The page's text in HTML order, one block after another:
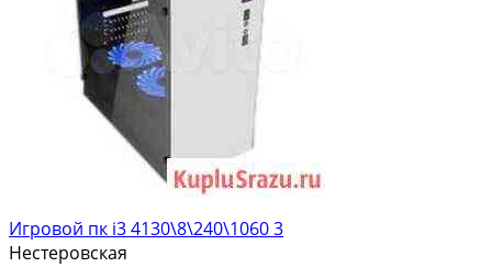
Игровой пк i3 4130\8\240\1060 3
Нестеровская